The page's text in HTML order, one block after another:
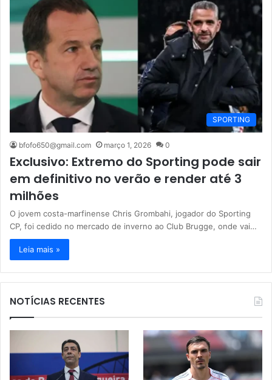
SPORTING
bfofo650@gmail.com março 1, 2026 0
Exclusivo: Extremo do Sporting pode sair
em definitivo no verão e render até 3
milhões
O jovem costa-marfinense Chris Grombahi, jogador do Sporting
CP, foi cedido no mercado de inverno ao Club Brugge, onde vai…
Leia mais »
NOTÍCIAS RECENTES